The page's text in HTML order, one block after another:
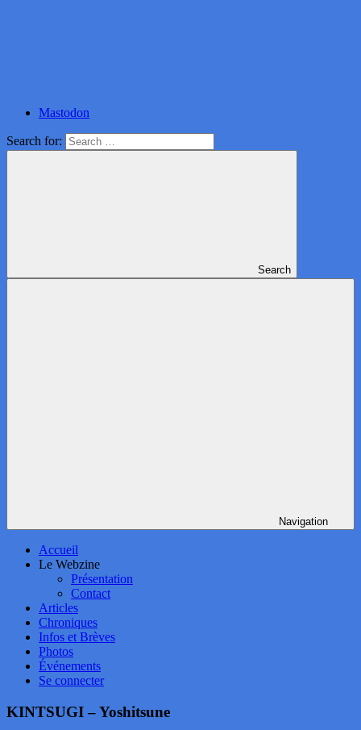
Mastodon
Search for:
Search
Navigation
Accueil
Le Webzine
Présentation
Contact
Articles
Chroniques
Infos et Brèves
Photos
Événements
Se connecter
KINTSUGI – Yoshitsune